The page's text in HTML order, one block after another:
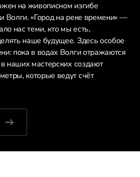
на живописном изгибе
Волги. «Город на реке времени» —
нас теми, кто мы есть,
наше будущее. Здесь особое
пока в водах Волги отражаются
наших мастерских создают
которые ведут счёт